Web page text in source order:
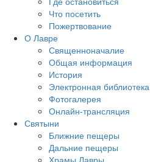
Что посетить
Пожертвование
О Лавре
Священноначалие
Общая информация
История
Электронная библиотека
Фотогалерея
Онлайн-трансляция
Святыни
Ближние пещеры
Дальние пещеры
Храмы Лавры